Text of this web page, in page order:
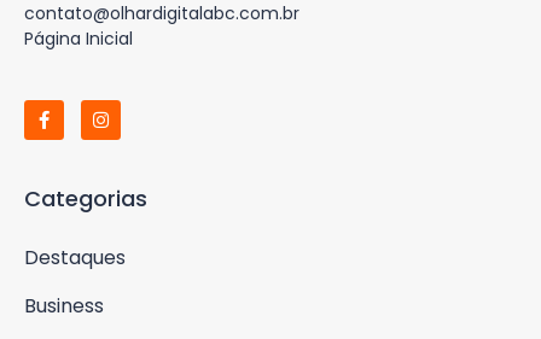
contato@olhardigitalabc.com.br
Página Inicial
Categorias
Destaques
Business